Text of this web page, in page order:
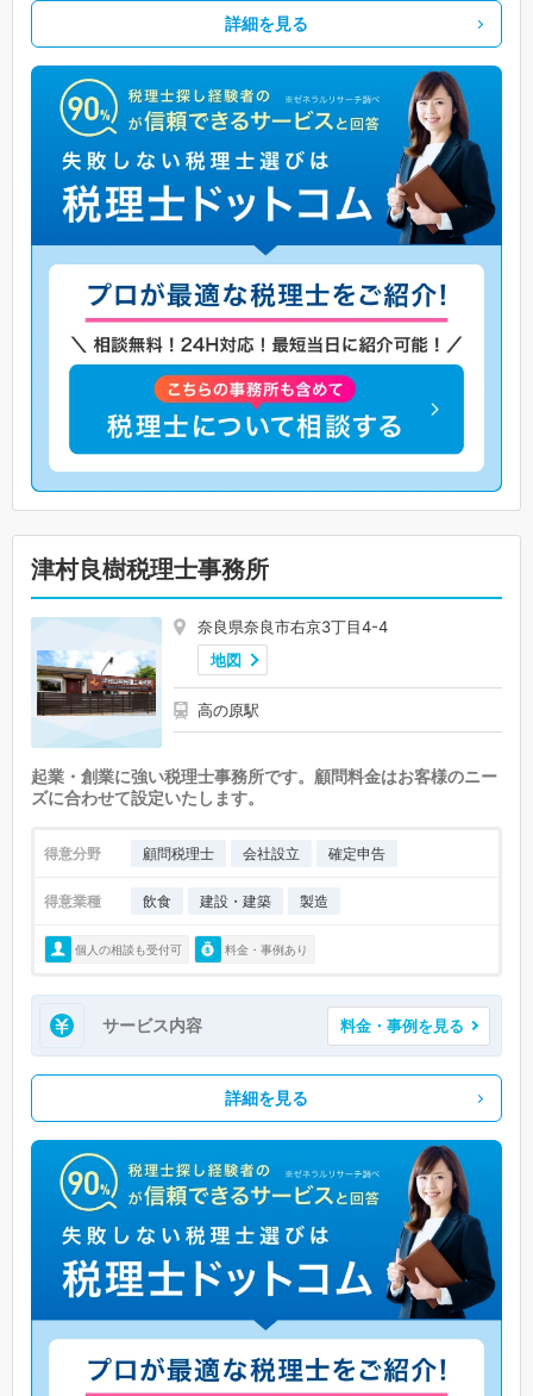
詳細を見る
津村良樹税理士事務所
奈良県奈良市右京3丁目4-4
地図
高の原駅
起業・創業に強い税理士事務所です。顧問料金はお客様のニー
ズに合わせて設定いたします。
得意分野 顧問税理士 会社設立 確定申告
得意業種 飲食 建設・建築 製造
個人の相談も受付可 料金・事例あり
サービス内容 料金・事例を見る
詳細を見る